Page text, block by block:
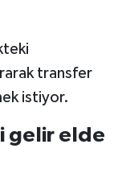
transfer
istiyor.
gelir elde